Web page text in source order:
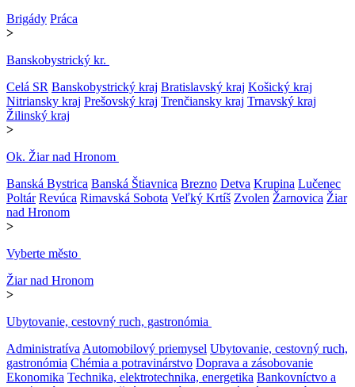
Brigády Práca
>
Banskobystrický kr.
Celá SR Banskobystrický kraj Bratislavský kraj Košický kraj
Nitriansky kraj Prešovský kraj Trenčiansky kraj Trnavský kraj
Žilinský kraj
>
Ok. Žiar nad Hronom
Banská Bystrica Banská Štiavnica Brezno Detva Krupina Lučenec
Poltár Revúca Rimavská Sobota Veľký Krtíš Zvolen Žarnovica Žiar
nad Hronom
>
Vyberte město
Žiar nad Hronom
>
Ubytovanie, cestovný ruch, gastronómia
AdministratívaAutomobilový priemysel Ubytovanie, cestovný ruch,
gastronómia Chémia a potravinárstvo Doprava a zásobovanie
Ekonomika Technika, elektrotechnika, energetika Bankovníctvo a